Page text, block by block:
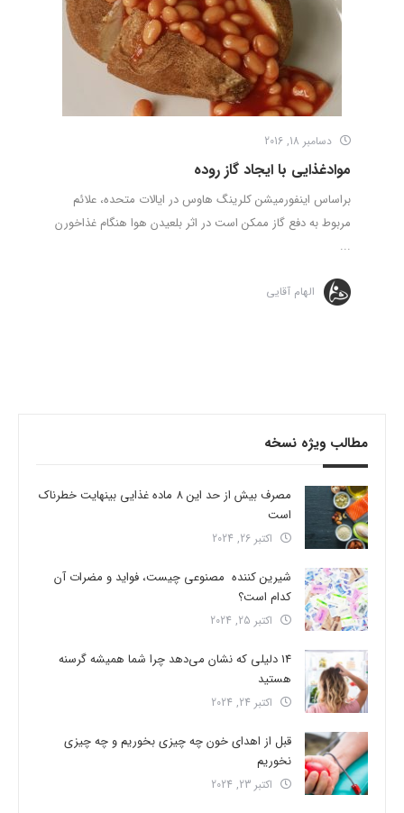
دسامبر 18, 2016
موادغذایی با ایجاد گاز روده
براساس اینفورمیشن کلرینگ هاوس در ایالات متحده، علائم
مربوط به دفع گاز ممکن است در اثر بلعیدن هوا هنگام غذاخورن
...
الهام آقایی
مطالب ویژه نسخه
مصرف بیش از حد این 8 ماده غذایی بینهایت خطرناک
است
اکتبر 26, 2024
شیرین کننده مصنوعی چیست، فواید و مضرات آن
کدام است؟
اکتبر 25, 2024
14 دلیلی که نشان می‌دهد چرا شما همیشه گرسنه
هستید
اکتبر 24, 2024
قبل از اهدای خون چه چیزی بخوریم و چه چیزی
نخوریم
اکتبر 23, 2024